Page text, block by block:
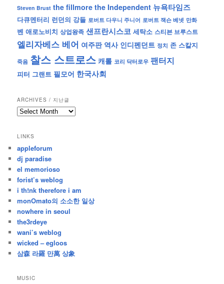
Steven Brust the fillmore the Independent 뉴욕타임즈
다큐멘터리 런던의 강들 로버트 다우니 주니어 로버트 잭슨 베넷 만화
벤 애로노비치 상업왕족 샌프란시스코 세탁소 스티븐 브루스트
엘리자베스 베어 여주판 역사 인디펜던트 정치 존 스칼지
죽음 찰스 스트로스 캐롤 코리 닥터로우 팬터지
피터 그랜트 필모어 한국사회
ARCHIVES / 지난글
archives
난
글
LINKS
appleforum
dj paradise
el memorioso
forist’s weblog
i th!nk therefore i am
monOmato의 소소한 일상
nowhere in seoul
the3rdeye
wani’s weblog
wicked – egloos
삼森 라羅 만萬 상象
MUSIC